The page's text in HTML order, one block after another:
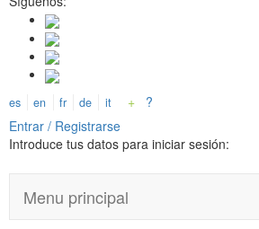
es en fr de it +
?
Entrar / Registrarse
Introduce tus datos para iniciar sesión:
Menu principal